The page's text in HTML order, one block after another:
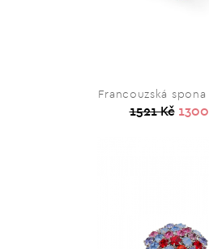
Francouzská
1521 Kč